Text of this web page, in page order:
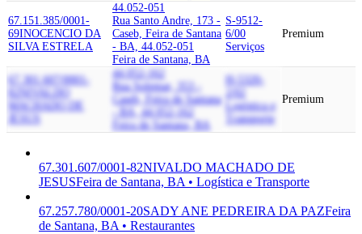
67.151.385/0001-
69INOCENCIO DA
SILVA ESTRELA
44.052-051
Rua Santo Andre, 173 -
Caseb, Feira de Santana
- BA, 44.052-051
Feira de Santana, BA
S-9512-
6/00
Serviços
Premium
67.301.607/0001-
82
NIVALDO
MACHADO DE
44.052-162
Rua Solemar, 353 -
Caseb, Feira de Santana
- BA, 44.052-162
Feira de Santana, BA
H-5320-
Logística e
Transporte
Premium
67.301.607/0001-82NIVALDO MACHADO DE
JESUSFeira de Santana, BA • Logística e Transporte
67.257.780/0001-20SADY ANE PEDREIRA DA PAZFeira
de Santana, BA • Restaurantes